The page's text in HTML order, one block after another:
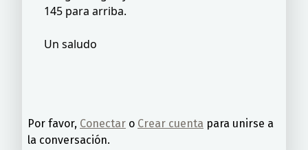
145 para arriba.
Un saludo
Por favor, Conectar o Crear cuenta para unirse a
la conversación.